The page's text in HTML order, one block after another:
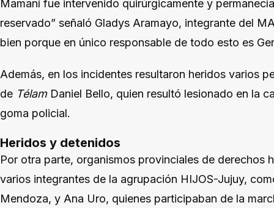
Mamaní fue intervenido quirúrgicamente y
reservado” señaló Gladys Aramayo, integrante del
bien porque en único responsable de todo esto es
Además, en los incidentes resultaron heridos varios
de Télam Daniel Bello, quien resultó lesionado en la
goma policial.
Heridos y detenidos
Por otra parte, organismos provinciales de derechos
varios integrantes de la agrupación HIJOS-Jujuy,
Mendoza, y Ana Uro, quienes participaban de la